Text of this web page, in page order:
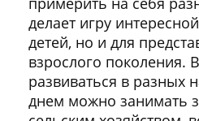
делает игру
детей, но и для
взрослого поколения.
развиваться в разных
днем можно занимать